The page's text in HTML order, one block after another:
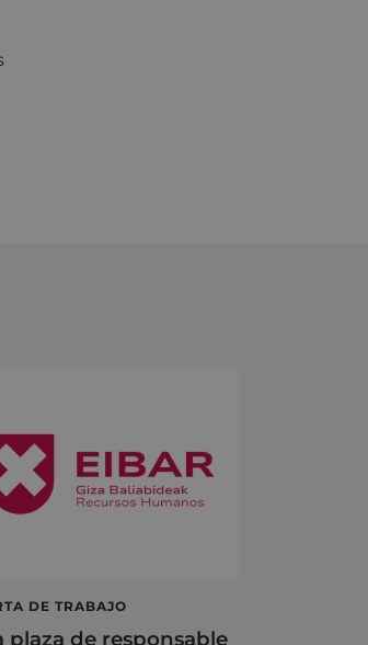
DE TRABAJO
plaza de responsable